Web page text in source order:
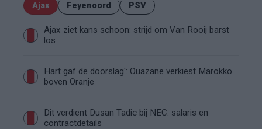
Ajax Feyenoord PSV
Ajax ziet kans schoon: strijd om Van Rooij barst
los
Hart gaf de doorslag': Ouazane verkiest Marokko
boven Oranje
Dit verdient Dusan Tadic bij NEC: salaris en
contractdetails